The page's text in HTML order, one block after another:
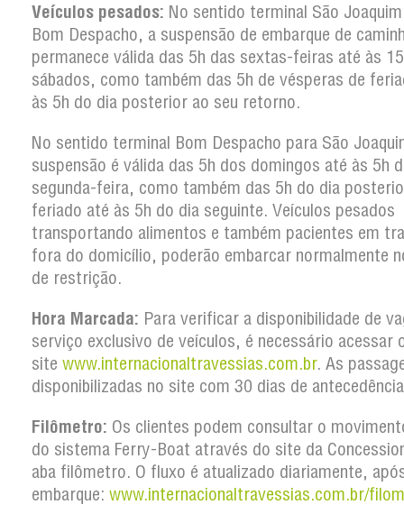
Veículos pesados: No sentido terminal São
Bom Despacho, a suspensão de embarque de
permanece válida das 5h das sextas-feiras até às
sábados, como também das 5h de vésperas de
às 5h do dia posterior ao seu retorno.
No sentido terminal Bom Despacho para São
suspensão é válida das 5h dos domingos até às 5h
segunda-feira, como também das 5h do dia
feriado até às 5h do dia seguinte. Veículos pesados
transportando alimentos e também pacientes em
fora do domicílio, poderão embarcar normalmente
de restrição.
Hora Marcada: Para verificar a disponibilidade de
serviço exclusivo de veículos, é necessário acessar
site www.internacionaltravessias.com.br. As
disponibilizadas no site com 30 dias de
Filômetro: Os clientes podem consultar o
do sistema Ferry-Boat através do site da
aba filômetro. O fluxo é atualizado diariamente,
embarque: www.internacionaltravessias.com.br/